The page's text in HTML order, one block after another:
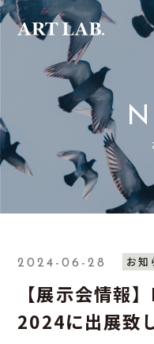
2024-06-28 お知
【展示会情報
2024に出展致